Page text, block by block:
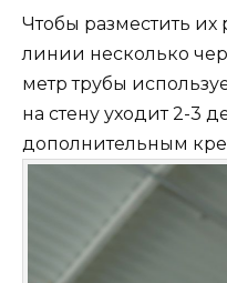
Чтобы разместить
линии несколько
метр трубы
на стену уходит 2-3
дополнительным